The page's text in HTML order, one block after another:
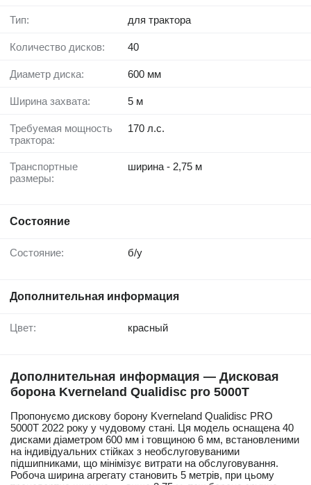
Тип: для трактора
Количество дисков: 40
Диаметр диска: 600 мм
Ширина захвата: 5 м
Требуемая мощность
трактора:
170 л.с.
Транспортные
размеры:
ширина - 2,75 м
Состояние
Состояние: б/у
Дополнительная информация
Цвет: красный
Дополнительная информация — Дисковая
борона Kverneland Qualidisc pro 5000T
Пропонуємо дискову борону Kverneland Qualidisc PRO
5000T 2022 року у чудовому стані. Ця модель оснащена 40
дисками діаметром 600 мм і товщиною 6 мм, встановленими
на індивідуальних стійках з необслуговуваними
підшипниками, що мінімізує витрати на обслуговування.
Робоча ширина агрегату становить 5 метрів, при цьому